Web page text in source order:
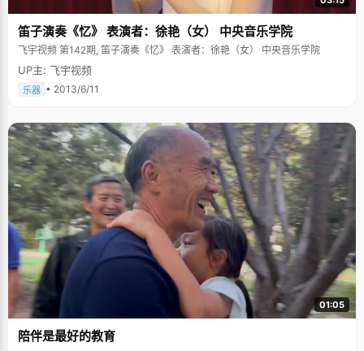
笛子演奏《忆》 表演者：徐艳（女） 中央音乐学院
飞宇视频 第142期, 笛子演奏《忆》 表演者：徐艳（女） 中央音乐学院
UP主: 飞宇视频
乐器 • 2013/6/11
01:05
陪伴是最好的教育